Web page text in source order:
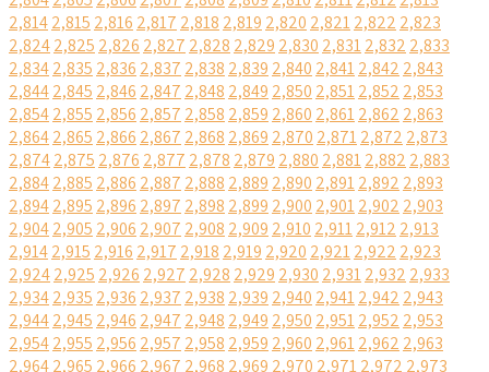
2,8142,815 2,816 2,817 2,818 2,819 2,820 2,8212,822 2,823
2,8242,825 2,826 2,827 2,828 2,829 2,830 2,8312,832 2,833
2,8342,835 2,836 2,837 2,838 2,839 2,840 2,8412,842 2,843
2,8442,845 2,846 2,847 2,848 2,849 2,850 2,8512,852 2,853
2,8542,855 2,856 2,857 2,858 2,859 2,860 2,8612,862 2,863
2,8642,865 2,866 2,867 2,868 2,869 2,870 2,8712,872 2,873
2,8742,875 2,876 2,877 2,878 2,879 2,880 2,8812,882 2,883
2,8842,885 2,886 2,887 2,888 2,889 2,890 2,8912,892 2,893
2,8942,895 2,896 2,897 2,898 2,899 2,900 2,9012,902 2,903
2,9042,905 2,906 2,907 2,908 2,909 2,910 2,9112,912 2,913
2,9142,915 2,916 2,917 2,918 2,919 2,920 2,9212,922 2,923
2,9242,925 2,926 2,927 2,928 2,929 2,930 2,9312,932 2,933
2,9342,935 2,936 2,937 2,938 2,939 2,940 2,9412,942 2,943
2,9442,945 2,946 2,947 2,948 2,949 2,950 2,9512,952 2,953
2,9542,955 2,956 2,957 2,958 2,959 2,960 2,9612,962 2,963
2,9642,965 2,966 2,967 2,968 2,969 2,970 2,9712,972 2,973